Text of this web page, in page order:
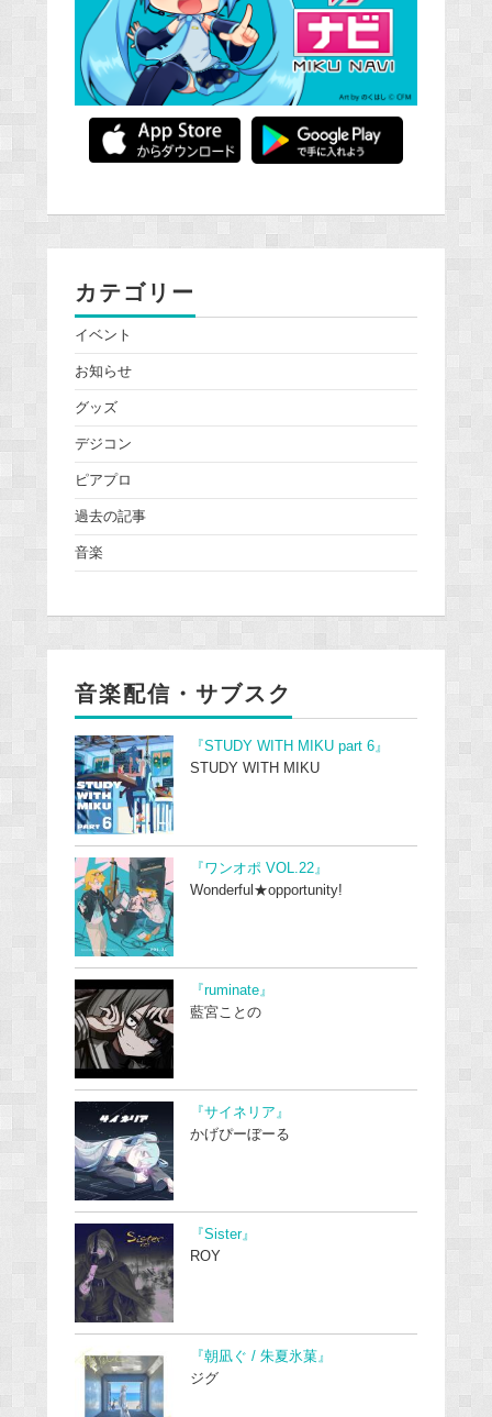
カテゴリー
イベント
お知らせ
グッズ
デジコン
ピアプロ
過去の記事
音楽
音楽配信・サブスク
『STUDY WITH MIKU part 6』
STUDY WITH MIKU
『ワンオポ VOL.22』
Wonderful★opportunity!
『ruminate』
藍宮ことの
『サイネリア』
かげぴーぼーる
『Sister』
ROY
『朝凪ぐ / 朱夏氷菓』
ジグ